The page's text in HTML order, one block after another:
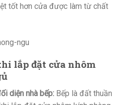
tốt hơn cửa được làm từ chất
lắp đặt cửa nhôm
diện nhà bếp: Bếp là đất thuần